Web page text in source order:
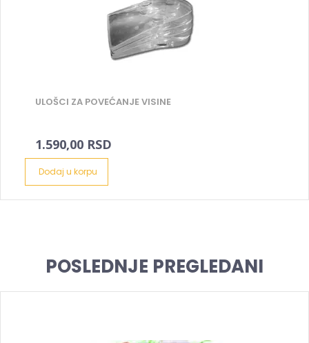
ULOŠCI ZA POVEĆANJE VISINE
1.590,00 RSD
Dodaj u korpu
POSLEDNJE PREGLEDANI